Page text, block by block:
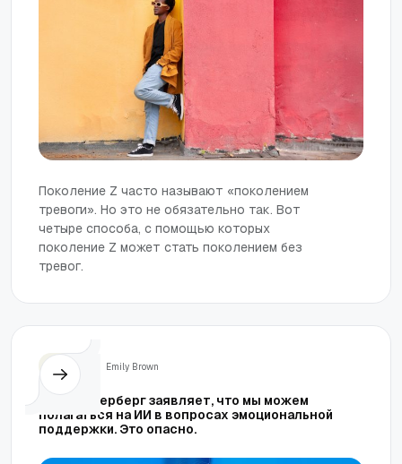
Поколение Z часто называют «поколением
тревоги». Но это не обязательно так. Вот
четыре способа, с помощью которых
поколение Z может стать поколением без
тревог.
Emily Brown
Марк Цукерберг заявляет, что мы можем
полагаться на ИИ в вопросах эмоциональной
поддержки. Это опасно.